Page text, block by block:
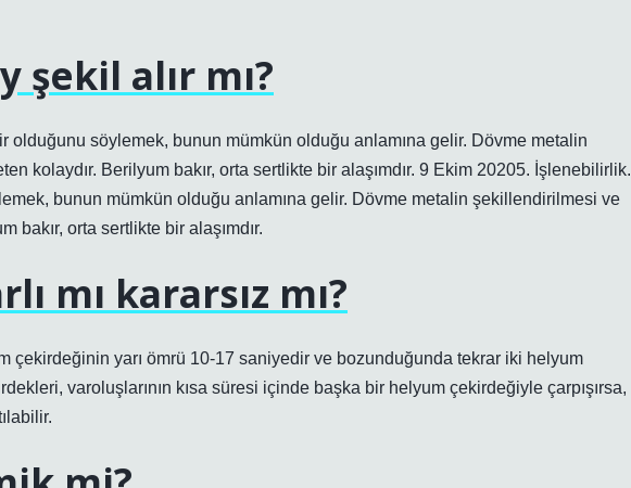
şekil alır mı?
olduğunu söylemek, bunun mümkün olduğu anlamına gelir. Dövme metalin
kolaydır. Berilyum bakır, orta sertlikte bir alaşımdır. 9 Ekim 20205. İşlenebilirlik.
bunun mümkün olduğu anlamına gelir. Dövme metalin şekillendirilmesi ve
bakır, orta sertlikte bir alaşımdır.
mı kararsız mı?
çekirdeğinin yarı ömrü 10-17 saniyedir ve bozunduğunda tekrar iki helyum
varoluşlarının kısa süresi içinde başka bir helyum çekirdeğiyle çarpışırsa,